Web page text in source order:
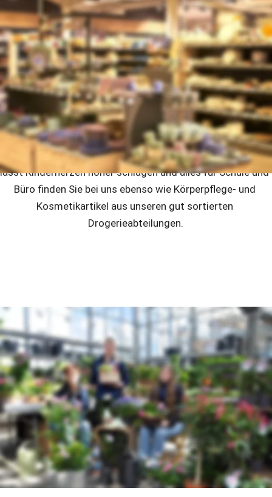
multi Haushalt + Spielwaren
Alles für Küche, Haushalt und tolle Geschenkideen vom
kleinen Mitbringsel bis zu hochwertigsten Bestecken,
exquisiten Messern, gusseisernen Töpfen und
ostfriesischen Teekannen finden Sie in unseren
Haushaltswaren-Abteilungen.
Das riesige Angebot in unseren Spielwarenabteilungen
lässt Kinderherzen höher schlagen und alles für Schule und
Büro finden Sie bei uns ebenso wie Körperpflege- und
Kosmetikartikel aus unseren gut sortierten
Drogerieabteilungen.
multi Garten + Freizeit
Gartenliebhaber und Outdoorfreunde finden hier das ganze
Jahr über alles rund ums Leben und Arbeiten im Grünen.
Pflanzzeit ist bei multi von Januar bis Dezember. Unser
kompetentes Team hat immer saisonale Garten- und
Zimmerpflanzen in höchster Qualität für Sie zur Auswahl –
zum größten Teil von regionalen Lieferanten, die wir schon
seit Generationen kennen.